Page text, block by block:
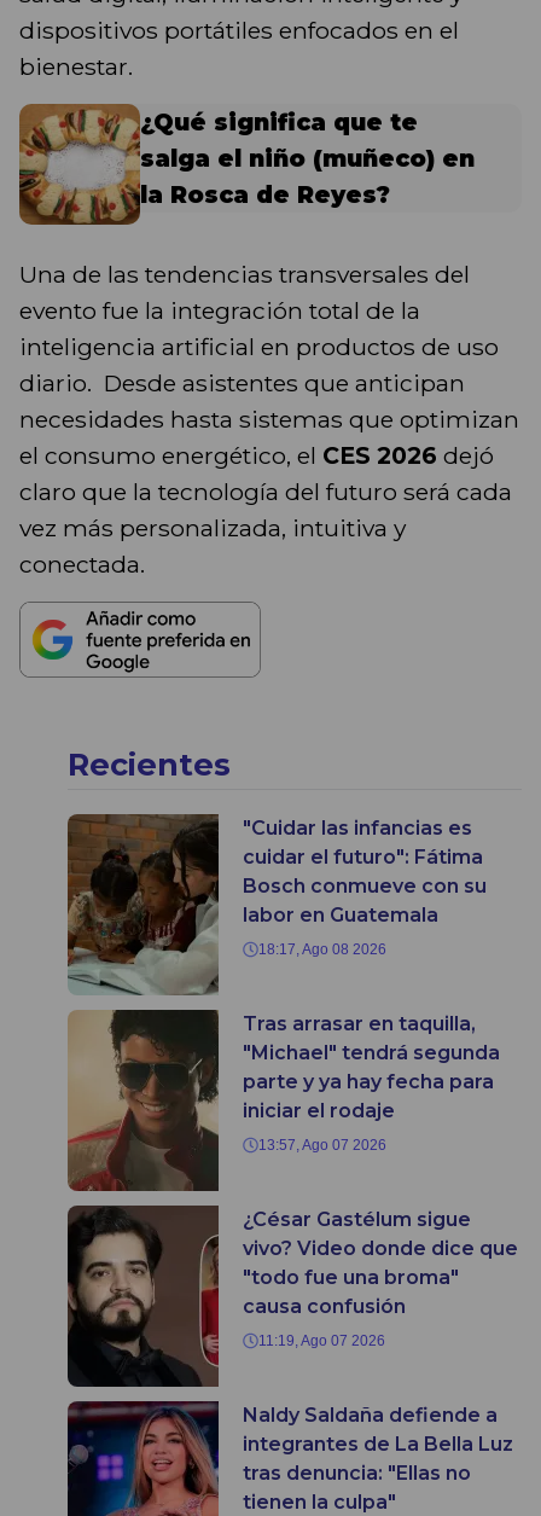
dispositivos portátiles enfocados en el
bienestar.
¿Qué significa que te
salga el niño (muñeco) en
la Rosca de Reyes?
Una de las tendencias transversales del
evento fue la integración total de la
inteligencia artificial en productos de uso
diario. Desde asistentes que anticipan
necesidades hasta sistemas que optimizan
el consumo energético, el CES 2026 dejó
claro que la tecnología del futuro será cada
vez más personalizada, intuitiva y
conectada.
Recientes
"Cuidar las infancias es
cuidar el futuro": Fátima
Bosch conmueve con su
labor en Guatemala
18:17, Ago 08 2026
Tras arrasar en taquilla,
"Michael" tendrá segunda
parte y ya hay fecha para
iniciar el rodaje
13:57, Ago 07 2026
¿César Gastélum sigue
vivo? Video donde dice que
"todo fue una broma"
causa confusión
11:19, Ago 07 2026
Naldy Saldaña defiende a
integrantes de La Bella Luz
tras denuncia: "Ellas no
tienen la culpa"